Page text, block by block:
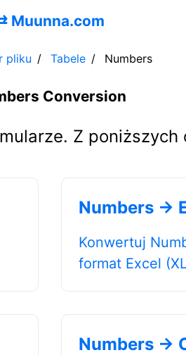
Muunna.com
pliku Tabele Numbers
Conversion
Z
Numbers →
Konwertuj
format Excel
Numbers →